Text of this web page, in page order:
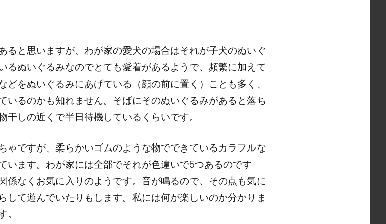
ると思いますが、わが家の愛犬の場合はそれが子犬のぬいぐ
るぬいぐるみなのでとても愛着があるようで、頻繁に加えて
をぬいぐるみにあげている（顔の前に置く）ことも多く、
いるのかも知れません。そばにそのぬいぐるみがあると落ち
しの近くで半日待機しているくらいです。
ゃですが、柔らかいゴムのような物でできているカラフルな
います。わが家には全部でそれが色違いで5つあるのです
係なくお気に入りのようです。音が鳴るので、その点も気に
して遊んでいたりもします。私には何が楽しいのか分かりま
。